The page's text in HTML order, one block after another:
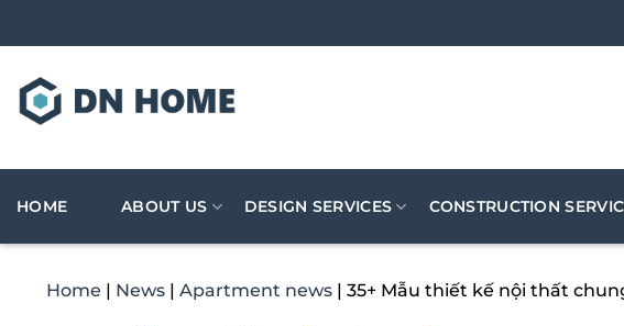
to
HOME ABOUT US DESIGN SERVICES CONSTRUCTION
Home | News | Apartment news | 35+ Mẫu thiết kế nội thất